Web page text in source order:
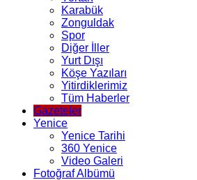
Karabük
Zonguldak
Spor
Diğer İller
Yurt Dışı
Köşe Yazıları
Yitirdiklerimiz
Tüm Haberler
Gazeteler
Yenice
Yenice Tarihi
360 Yenice
Video Galeri
Fotoğraf Albümü